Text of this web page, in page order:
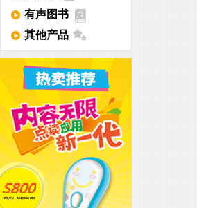
有声图书
其他产品